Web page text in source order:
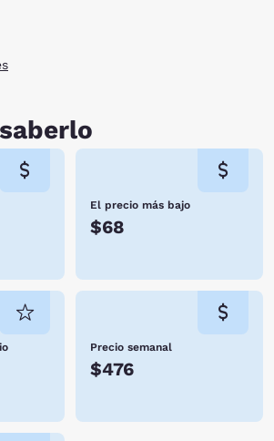
El precio más bajo
$68
Precio semanal
$476